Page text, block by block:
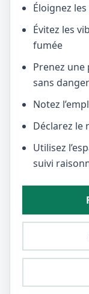
Éloignez
Évitez les
fumée
Prenez
sans danger
Notez
Déclarez le
Utilisez
suivi